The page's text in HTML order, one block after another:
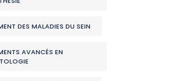
DES MALADIES DU SEIN
AVANCÉS EN